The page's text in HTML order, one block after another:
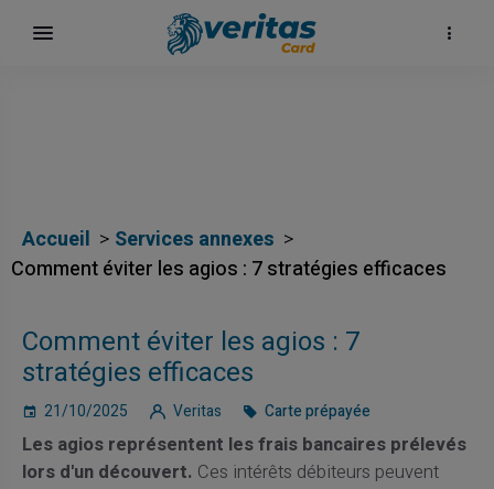
Accueil
Services annexes
Comment éviter les agios : 7 stratégies efficaces
Comment éviter les agios : 7
stratégies efficaces
21/10/2025 Veritas Carte prépayée
Les agios représentent les frais bancaires prélevés
lors d'un découvert. Ces intérêts débiteurs peuvent